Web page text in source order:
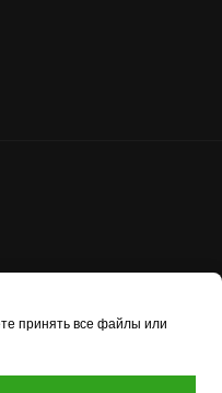
принять все файлы или